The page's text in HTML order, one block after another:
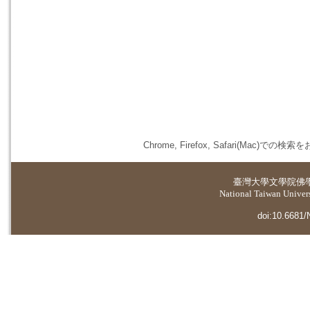
Chrome, Firefox, Safari(Mac)での検索を
臺灣大學文學院佛
National Taiwan
doi:10.6681/